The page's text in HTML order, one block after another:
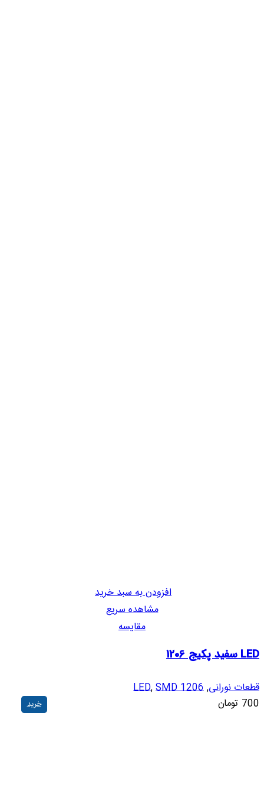
افزودن به سبد خرید
مشاهده سریع
مقایسه
LED سفید پکیج 1206
قطعات نورانی,
LED,SMD 1206
700 تومان خرید